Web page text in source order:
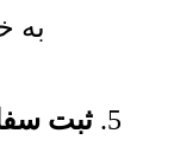
به
ثبت